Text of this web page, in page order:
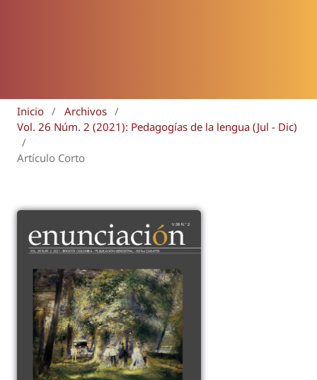
Inicio / Archivos /
Vol. 26 Núm. 2 (2021): Pedagogías de la lengua (Jul - Dic)
/
Artículo Corto